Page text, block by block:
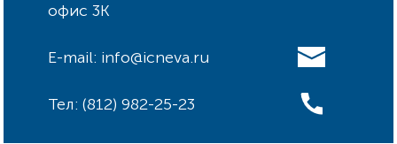
офис 3К
E-mail: info@icneva.ru
Тел: (812) 982-25-23